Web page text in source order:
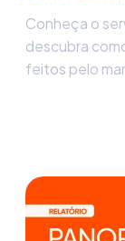
Conheça o
descubra
feitos pelo